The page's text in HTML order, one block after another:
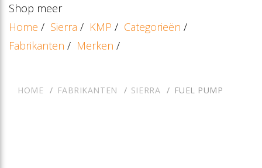
Shop meer
Home / Sierra / KMP / Categorieën /
Fabrikanten / Merken /
HOME FABRIKANTEN SIERRA FUEL PUMP